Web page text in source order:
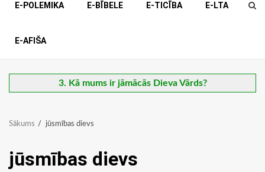
E-POLEMIKA E-BĪBELE E-TICĪBA E-LTA
E-AFIŠA
3. Kā mums ir jāmācās Dieva Vārds?
Sākums jūsmības dievs
jūsmības dievs